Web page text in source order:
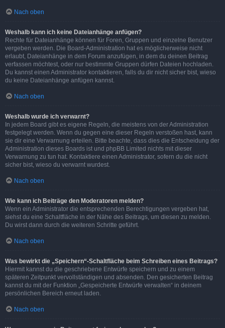
Nach oben
Weshalb kann ich keine Dateianhänge anfügen?
Rechte für Dateianhänge können für Foren, Gruppen und einzelne Benutzer
vergeben werden. Die Board-Administration hat es möglicherweise nicht
erlaubt, Dateianhänge in dem Forum anzufügen, in dem du deinen Beitrag
verfassen möchtest, oder nur bestimmte Gruppen dürfen Dateien hochladen.
Du kannst einen Administrator kontaktieren, falls du dir nicht sicher bist, wieso
du keine Dateianhänge anfügen kannst.
Nach oben
Weshalb wurde ich verwarnt?
In jedem Board gibt es eigene Regeln, die meistens von der Administration
festgelegt werden. Wenn du gegen eine dieser Regeln verstoßen hast, kann
sie dir eine Verwarnung erteilen. Bitte beachte, dass dies die Entscheidung der
Administration dieses Boards ist und phpBB Limited nichts mit dieser
Verwarnung zu tun hat. Kontaktiere einen Administrator, sofern du die nicht
sicher bist, wieso du verwarnt wurdest.
Nach oben
Wie kann ich Beiträge den Moderatoren melden?
Wenn ein Administrator die entsprechenden Berechtigungen vergeben hat,
siehst du eine Schaltfläche in der Nähe des Beitrags, um diesen zu melden.
Du wirst dann durch die weiteren Schritte geführt.
Nach oben
Was bewirkt die „Speichern“-Schaltfläche beim Schreiben eines Beitrags?
Hiermit kannst du die geschriebene Entwürfe speichern und zu einem
späteren Zeitpunkt vervollständigen und absenden. Den gesicherten Beitrag
kannst du mit der Funktion „Gespeicherte Entwürfe verwalten“ in deinem
persönlichen Bereich erneut laden.
Nach oben